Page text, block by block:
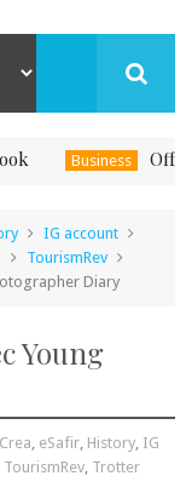
Business Offrez-
IG account
TourismRev
Diary
Young
, eSafir, History, IG
TourismRev, Trotter